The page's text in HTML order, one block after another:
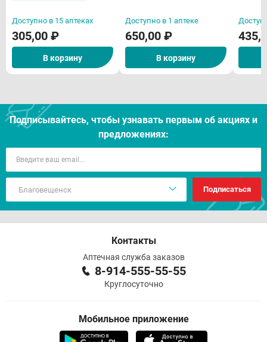
Доступно в 15 аптеках
305,00 ₽
В корзину
Доступно в 1 аптеке
650,00 ₽
В корзину
Подписывайтесь, чтобы узнавать первым об акцияx и
предложениях:
Подписаться
Контакты
Аптечная служба заказов
8-914-555-55-55
Круглосуточно
Мобильное приложение